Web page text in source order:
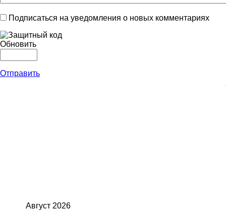
Подписаться на уведомления о новых комментариях
Обновить
Отправить
Август 2026